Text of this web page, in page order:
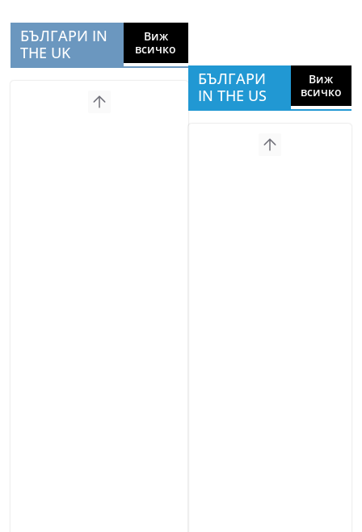
БЪЛГАРИ IN
THE UK
Виж
всичко
БЪЛГАРИ
IN THE US
Виж
всичко